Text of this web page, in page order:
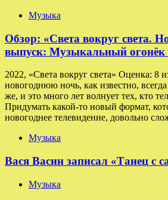
Музыка
Обзор: «Света вокруг света.
выпуск: Музыкальный огонёк
2022, «Света вокруг света» Оценка: 8
новогоднюю ночь, как известно,
же, и это много лет волнует тех, кто
Придумать какой-то новый формат,
новогоднее телевидение, довольно
Музыка
Вася Васин записал «Танец с
Музыка